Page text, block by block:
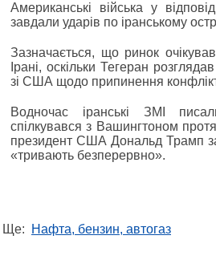
Американські війська у
завдали ударів по іранському
Зазначається, що ринок
Ірані, оскільки Тегеран
зі США щодо припинення
Водночас іранські ЗМІ
спілкувався з Вашингтоном
президент США Дональд Трамп
«тривають безперервно».
Ще: Нафта, бензин, автогаз